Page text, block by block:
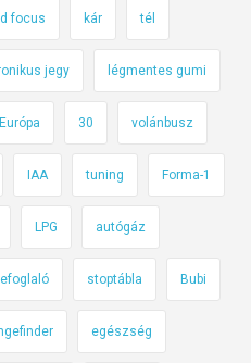
focus kár tél
jegy légmentes gumi
Európa 30 volánbusz
IAA tuning Forma-1
LPG autógáz
stoptábla Bubi
egészség